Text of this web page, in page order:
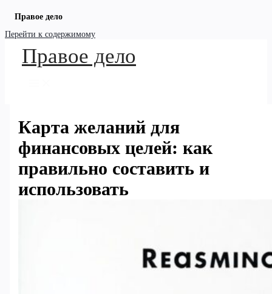
Правое дело
Перейти к содержимому
Правое дело
Карта желаний для
финансовых целей: как
правильно составить и
использовать